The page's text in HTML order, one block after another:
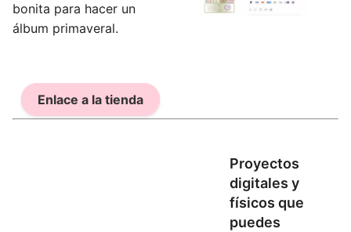
bonita para hacer un
álbum primaveral.
Enlace a la tienda
Proyectos
digitales y
físicos que
puedes